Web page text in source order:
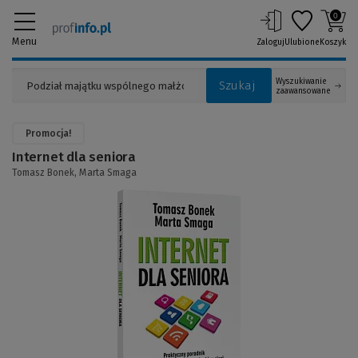
Menu
Szukaj
Wyszukiwanie
zaawansowane
ZalogujUlubione
0
Koszyk
Promocja!
Internet dla seniora
Tomasz Bonek, Marta Smaga